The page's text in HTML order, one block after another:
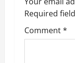
i
g
Required
Comment*